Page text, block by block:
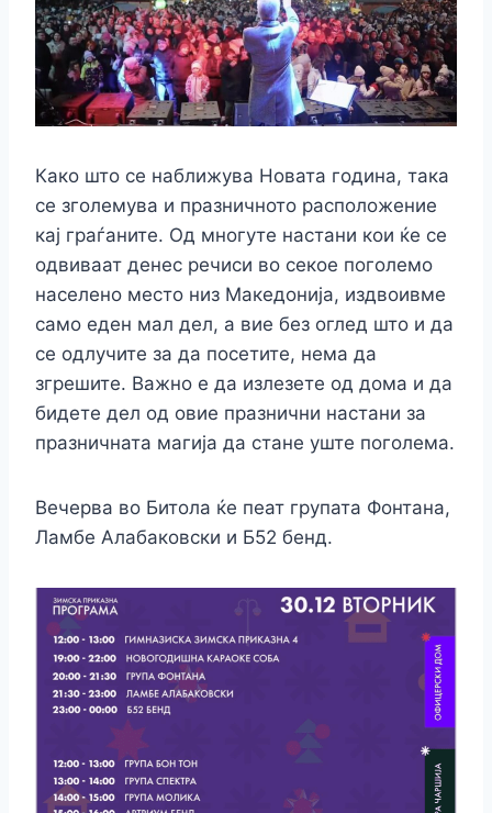
o
k
g
er
p
k
Како што се наближува Новата година, така
се зголемува и празничното расположение
кај граѓаните. Од многуте настани кои ќе се
одвиваат денес речиси во секое поголемо
населено место низ Македонија, издвоивме
само еден мал дел, а вие без оглед што и да
се одлучите за да посетите, нема да
згрешите. Важно е да излезете од дома и да
бидете дел од овие празнични настани за
празничната магија да стане уште поголема.
Вечерва во Битола ќе пеат групата Фонтана,
Ламбе Алабаковски и Б52 бенд.